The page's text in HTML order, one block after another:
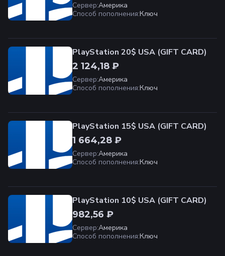
Сервер:Америка
Способ пополнения:Ключ
PlayStation 20$ USA (GIFT CARD)
2 124,18 ₽
Сервер:Америка
Способ пополнения:Ключ
PlayStation 15$ USA (GIFT CARD)
1 664,28 ₽
Сервер:Америка
Способ пополнения:Ключ
PlayStation 10$ USA (GIFT CARD)
982,56 ₽
Сервер:Америка
Способ пополнения:Ключ